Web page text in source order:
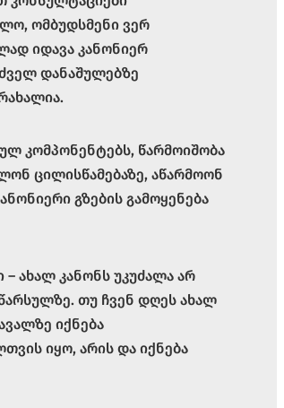
ომბუდსმენი ვერ
იდავა კანონიერ
დანაშულებზე
კომპონენტებს, წარმოიშობა
ცილისწამებაზე, აწარმოონ
გზების გამოყენება
ახალ კანონს უკუძალა არ
თუ ჩვენ დღეს ახალ
იქნება
იყო, არის და იქნება